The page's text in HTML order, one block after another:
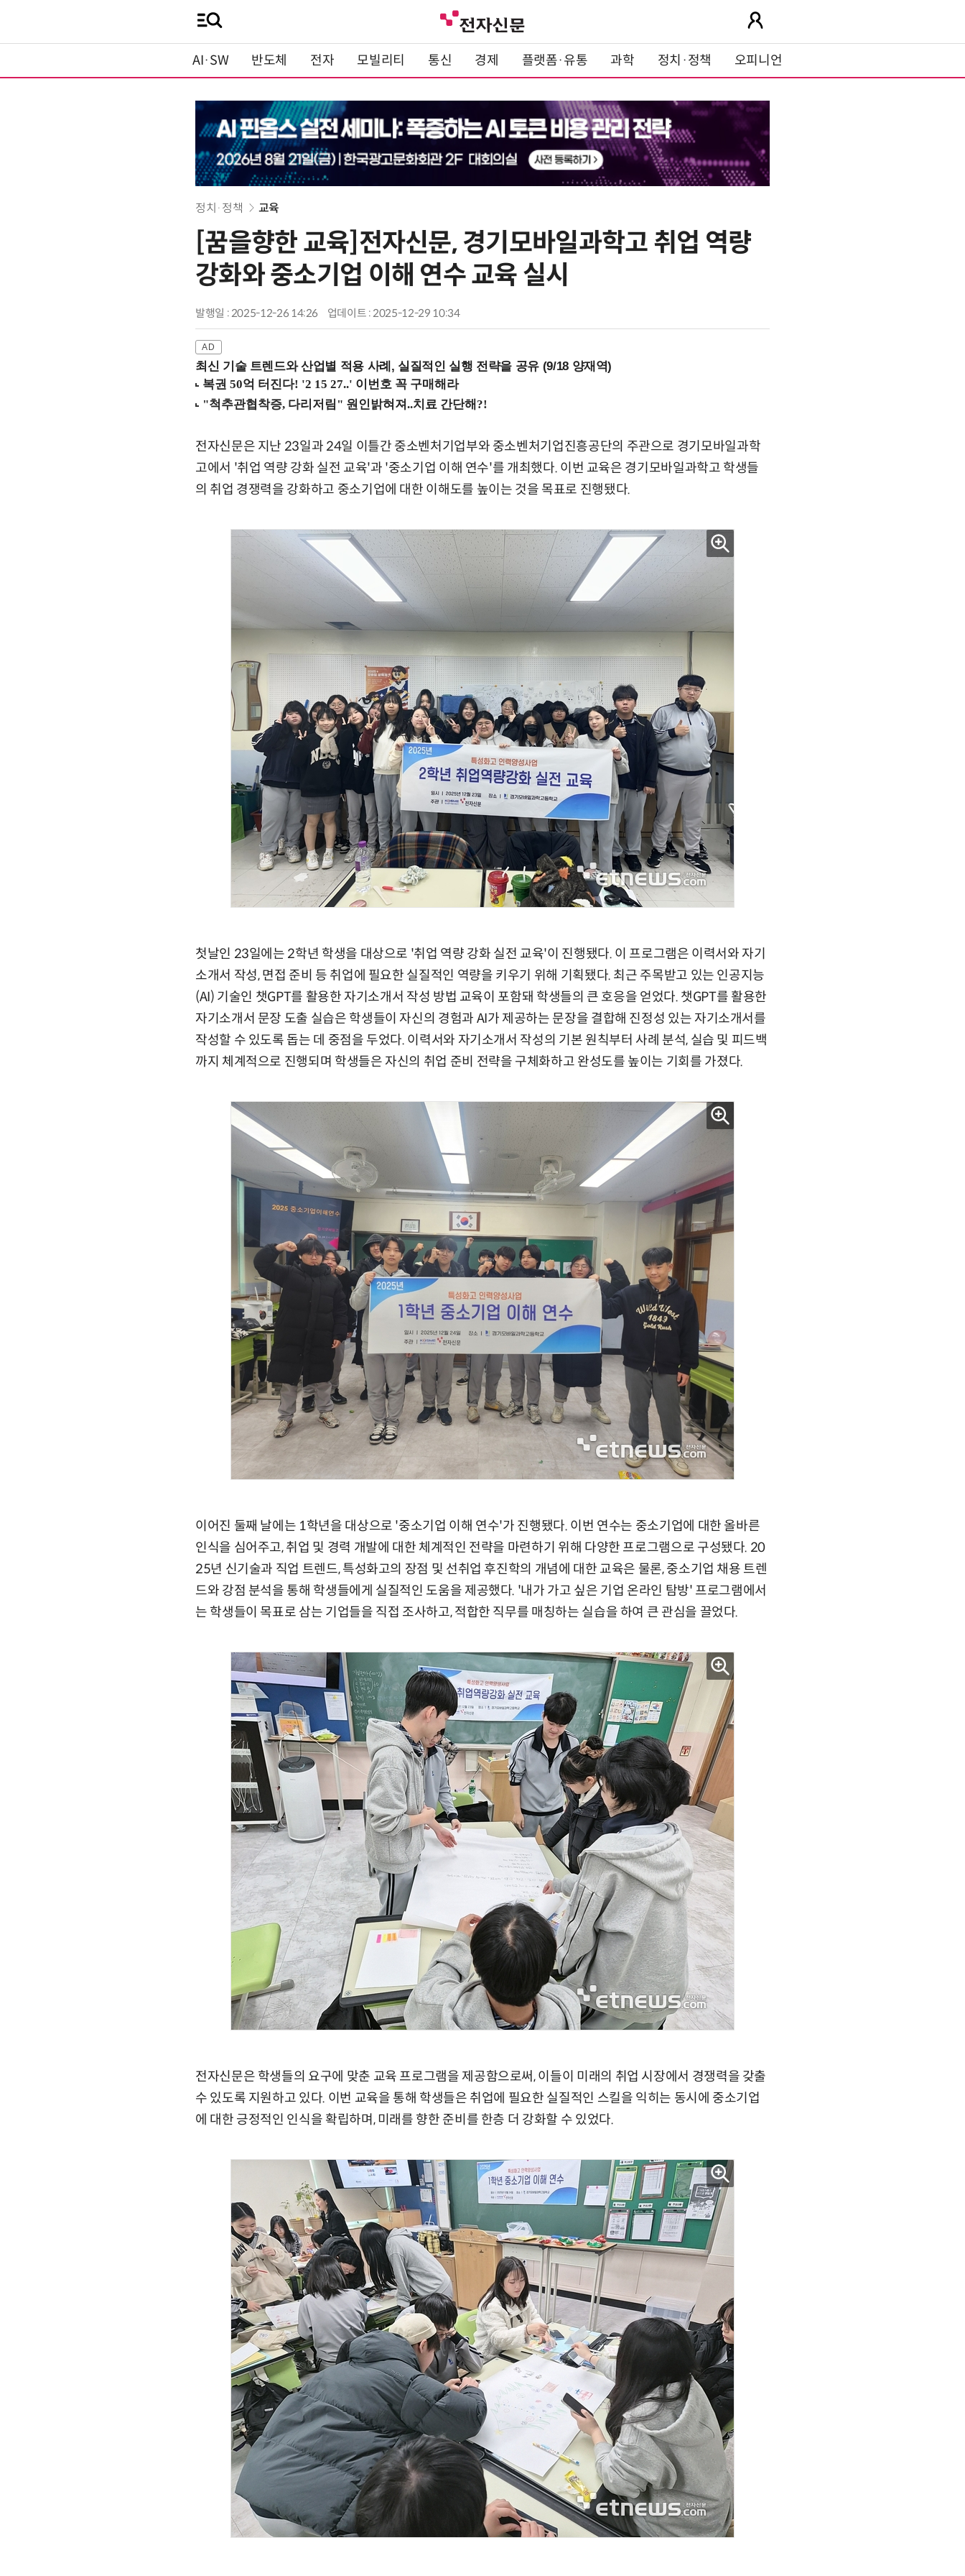
AI·SW 반도체 전자 모빌리티 통신 경제 플랫폼·유통 과학 정치·정책 오피니언
정치·정책 교육
[꿈을향한 교육]전자신문, 경기모바일과학고 취업 역량
강화와 중소기업 이해 연수 교육 실시
발행일 : 2025-12-26 14:26 업데이트 : 2025-12-29 10:34
최신 기술 트렌드와 산업별 적용 사례, 실질적인 실행 전략을 공유 (9/18 양재역)
전자신문은 지난 23일과 24일 이틀간 중소벤처기업부와 중소벤처기업진흥공단의 주관으로 경기모바일과학
고에서 '취업 역량 강화 실전 교육'과 '중소기업 이해 연수'를 개최했다. 이번 교육은 경기모바일과학고 학생들
의 취업 경쟁력을 강화하고 중소기업에 대한 이해도를 높이는 것을 목표로 진행됐다.
첫날인 23일에는 2학년 학생을 대상으로 '취업 역량 강화 실전 교육'이 진행됐다. 이 프로그램은 이력서와 자기
소개서 작성, 면접 준비 등 취업에 필요한 실질적인 역량을 키우기 위해 기획됐다. 최근 주목받고 있는 인공지능
(AI) 기술인 챗GPT를 활용한 자기소개서 작성 방법 교육이 포함돼 학생들의 큰 호응을 얻었다. 챗GPT를 활용한
자기소개서 문장 도출 실습은 학생들이 자신의 경험과 AI가 제공하는 문장을 결합해 진정성 있는 자기소개서를
작성할 수 있도록 돕는 데 중점을 두었다. 이력서와 자기소개서 작성의 기본 원칙부터 사례 분석, 실습 및 피드백
까지 체계적으로 진행되며 학생들은 자신의 취업 준비 전략을 구체화하고 완성도를 높이는 기회를 가졌다.
이어진 둘째 날에는 1학년을 대상으로 '중소기업 이해 연수'가 진행됐다. 이번 연수는 중소기업에 대한 올바른
인식을 심어주고, 취업 및 경력 개발에 대한 체계적인 전략을 마련하기 위해 다양한 프로그램으로 구성됐다. 20
25년 신기술과 직업 트렌드, 특성화고의 장점 및 선취업 후진학의 개념에 대한 교육은 물론, 중소기업 채용 트렌
드와 강점 분석을 통해 학생들에게 실질적인 도움을 제공했다. '내가 가고 싶은 기업 온라인 탐방' 프로그램에서
는 학생들이 목표로 삼는 기업들을 직접 조사하고, 적합한 직무를 매칭하는 실습을 하여 큰 관심을 끌었다.
전자신문은 학생들의 요구에 맞춘 교육 프로그램을 제공함으로써, 이들이 미래의 취업 시장에서 경쟁력을 갖출
수 있도록 지원하고 있다. 이번 교육을 통해 학생들은 취업에 필요한 실질적인 스킬을 익히는 동시에 중소기업
에 대한 긍정적인 인식을 확립하며, 미래를 향한 준비를 한층 더 강화할 수 있었다.